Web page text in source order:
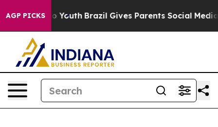
AGP PICKSto Youth Brazil Gives Parents Social Media